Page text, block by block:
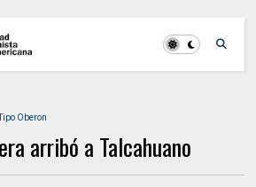
Oberon
arribó a Talcahuano